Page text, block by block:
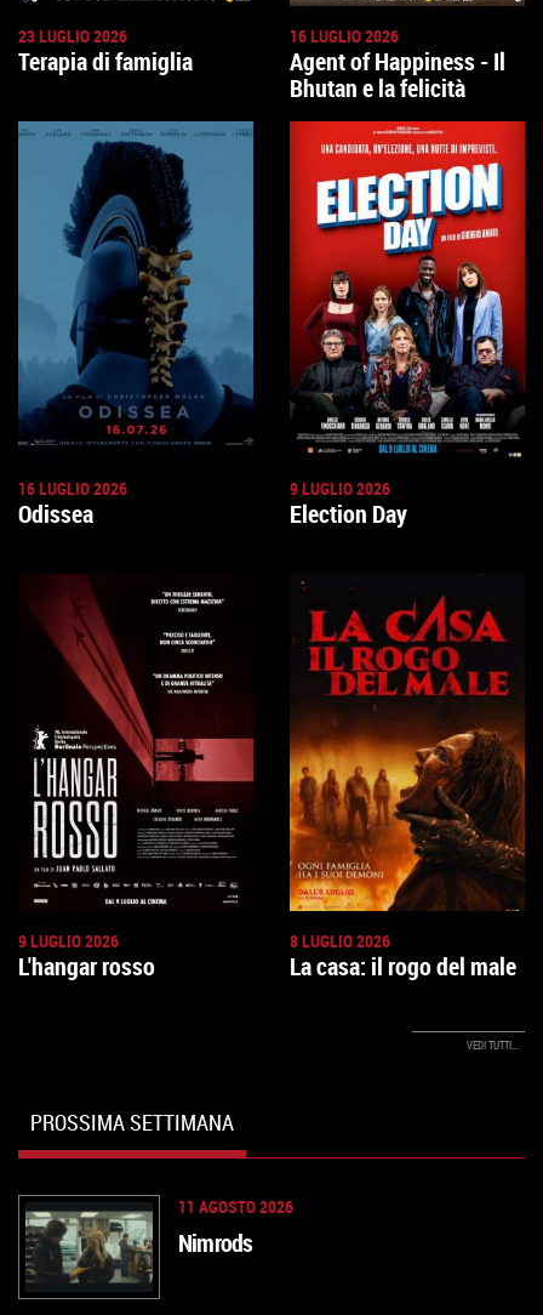
23 LUGLIO 2026
Terapia di famiglia
16 LUGLIO 2026
Agent of Happiness - Il
Bhutan e la felicità
16 LUGLIO 2026
Odissea
9 LUGLIO 2026
Election Day
9 LUGLIO 2026
L'hangar rosso
8 LUGLIO 2026
La casa: il rogo del male
VEDI TUTTI...
PROSSIMA SETTIMANA
11 AGOSTO 2026
Nimrods